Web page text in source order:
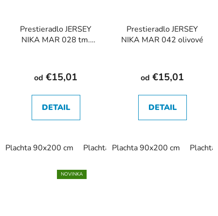
Prestieradlo JERSEY
NIKA MAR 028 tm.
od €15,01
DETAIL
Plachta 90x200 cm Plachta 180x200 cm
Prestieradlo JERSEY
NIKA MAR 042 olivové
od €15,01
DETAIL
Plachta 90x200 cm
NOVINKA